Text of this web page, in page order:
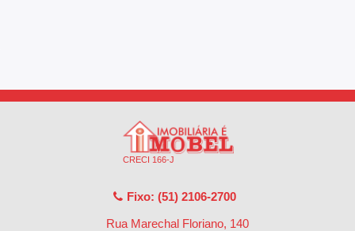
CRECI 166-J
Fixo: (51) 2106-2700
Rua Marechal Floriano, 140